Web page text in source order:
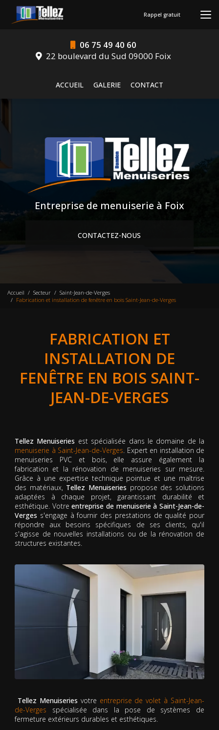
contenu
06 75 49 40 60
22 boulevard du Sud 09000 Foix
ACCUEIL
GALERIE CONTACT
Rappel gratuit
Entreprise de menuiserie à Foix
CONTACTEZ-NOUS
Accueil Secteur
Saint-Jean-de-Verges
Fabrication et installation de fenêtre en bois Saint-Jean-de-Verges
FABRICATION ET
INSTALLATION DE
FENÊTRE EN BOIS SAINT-
JEAN-DE-VERGES
Tellez Menuiseries est spécialisée dans le domaine de la
menuiserie à Saint-Jean-de-Verges. Expert en installation de
menuiseries PVC et bois, elle assure également la
fabrication et la rénovation de menuiseries sur mesure.
Grâce à une expertise technique pointue et une maîtrise
des matériaux, Tellez Menuiseries propose des solutions
adaptées à chaque projet, garantissant durabilité et
esthétique. Votreentreprise de menuiserie à Saint-Jean-de-
Verges s'engage à fournir des prestations de qualité pour
répondre aux besoins spécifiques de ses clients, qu'il
s'agisse de nouvelles installations ou de la rénovation de
structures existantes.
Tellez Menuiseries votre entreprise de volet à Saint-Jean-
de-Verges spécialisée dans la pose de systèmes de
fermeture extérieurs durables et esthétiques.